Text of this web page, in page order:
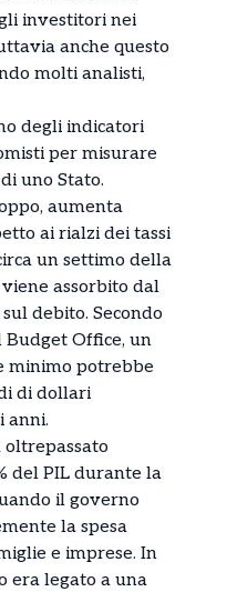
investitori nei
anche questo
molti analisti,
degli indicatori
per misurare
uno Stato.
aumenta
ai rialzi dei tassi
un settimo della
assorbito dal
debito. Secondo
Budget Office, un
minimo potrebbe
di dollari
anni.
del PIL durante la
il governo
la spesa
e imprese. In
era legato a una